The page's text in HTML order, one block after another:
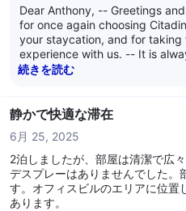
Dear Anthony, -- Greetings and welcome back! -- Thank you
for once again choosing
your staycation, and for taking
experience with us. -- It is always a pleasure to welcome
back our returning guests, and
18th level one-bedroom Premier
continued support since 2017
we truly appreciate your
access card sensor inside the
take such concerns seriously
informed to follow up with the
ensure a smoother experience for
続きを読む
静かで快適な滞在
6月 25, 2025
2泊しましたが、部屋は清潔で広
デスプレーはありませんでした。
す。オフィスビルのエリアに位置
あります。